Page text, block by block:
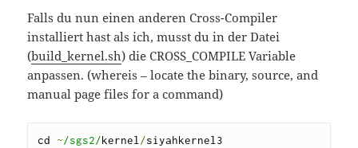
Falls du nun einen anderen Cross-Compiler
installiert hast als ich, musst du in der Datei
(build_kernel.sh) die CROSS_COMPILE Variable
anpassen. (whereis – locate the binary, source, and
manual page files for a command)
cd ~/sgs2/kernel/siyahkernel3